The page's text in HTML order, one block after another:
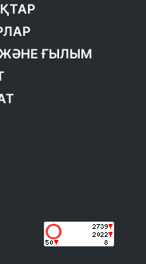
ЖӘНЕ ҒЫЛЫМ